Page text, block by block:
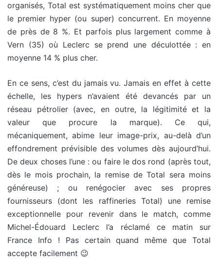
organisés, Total est systématiquement moins cher que
le premier hyper (ou super) concurrent. En moyenne
de près de 8 %. Et parfois plus largement comme à
Vern (35) où Leclerc se prend une déculottée : en
moyenne 14 % plus cher.
En ce sens, c’est du jamais vu. Jamais en effet à cette
échelle, les hypers n’avaient été devancés par un
réseau pétrolier (avec, en outre, la légitimité et la
valeur que procure la marque). Ce qui,
mécaniquement, abime leur image-prix, au-delà d’un
effondrement prévisible des volumes dès aujourd’hui.
De deux choses l’une : ou faire le dos rond (après tout,
dès le mois prochain, la remise de Total sera moins
généreuse) ; ou renégocier avec ses propres
fournisseurs (dont les raffineries Total) une remise
exceptionnelle pour revenir dans le match, comme
Michel-Édouard Leclerc l’a réclamé ce matin sur
France Info ! Pas certain quand même que Total
accepte facilement 😉